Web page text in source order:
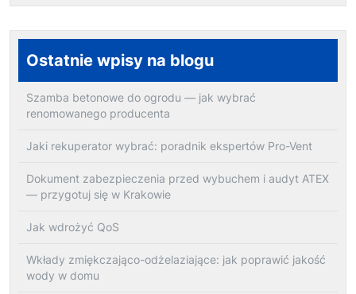
Ostatnie wpisy na blogu
Szamba betonowe do ogrodu — jak wybrać
renomowanego producenta
Jaki rekuperator wybrać: poradnik ekspertów Pro-Vent
Dokument zabezpieczenia przed wybuchem i audyt ATEX
— przygotuj się w Krakowie
Jak wdrożyć QoS
Wkłady zmiękczająco-odżelaziające: jak poprawić jakość
wody w domu